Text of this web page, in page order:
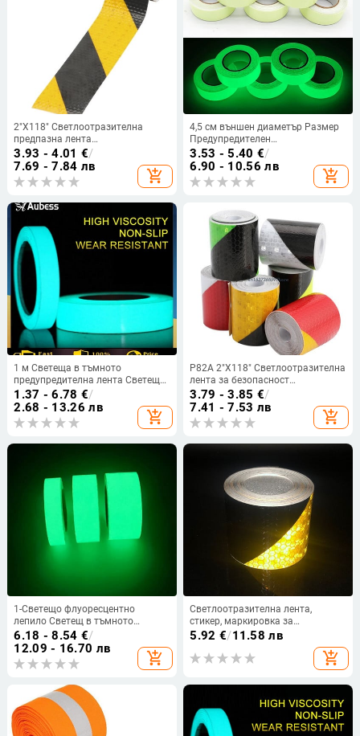
2"X118" Светлоотразителна
предпазна лента
Предупреждение Лепило
Инженерна маркировка Лента
Стикер Автомобили Каски
Пощенска кутия Лента за
3.93 - 4.01 €/
7.69 - 7.84 лв
add_shopping_cart
4,5 см външен диаметър Размер
Предупредителен
предупредителен светещ стикер
Флуоресцентен стикер
Предупредителен светлинен
стикер Удобен домашен
3.53 - 5.40 €/
6.90 - 10.56 лв
add_shopping_cart
1 м Светеща в тъмното
предупредителна лента Светеща
флуоресцентна нощна
самозалепваща се стикерна
лента Безопасно
предупреждение Декорация
1.37 - 6.78 €/
2.68 - 13.26 лв
add_shopping_cart
P82A 2"X118" Светлоотразителна
лента за безопасност
Предупредителна лента за
лепило Инженерна маркировка
Стикер за автомобили Каски
Пощенска кутия Паркинг
3.79 - 3.85 €/
7.41 - 7.53 лв
add_shopping_cart
1-Светещо флуоресцентно
лепило Светещ в тъмното
Самозалепващ светещ стикер
Предупреждение Флуоресцентно
6.18 - 8.54 €/
12.09 - 16.70 лв
add_shopping_cart
Светлоотразителна лента,
стикер, маркировка за
безопасност, стайлинг на
автомобил, самозалепваща се
предупредителна лента,
мотоциклет, велосипед, фолио
5.92 €/11.58 лв
add_shopping_cart